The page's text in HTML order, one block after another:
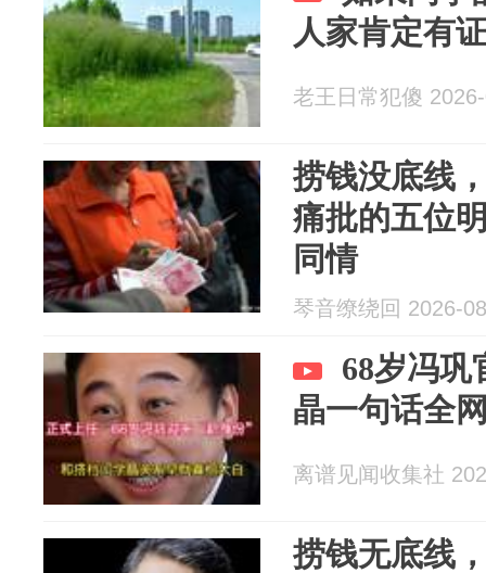
人家肯定有
老王日常犯傻
捞钱没底线
痛批的五位
同情
琴音缭绕回 2026-
68岁冯巩
晶一句话全
离谱见闻收集社
捞钱无底线